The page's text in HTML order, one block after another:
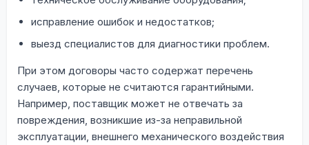
исправление ошибок и недостатков;
выезд специалистов для диагностики проблем.
При этом договоры часто содержат перечень
случаев, которые не считаются гарантийными.
Например, поставщик может не отвечать за
повреждения, возникшие из-за неправильной
эксплуатации, внешнего механического воздействия